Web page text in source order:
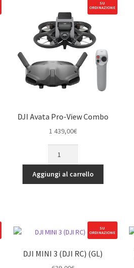
SU
ORDINAZIONE
DJI Avata Pro-View Combo
1 439,00€
Pro-
View
Aggiungi al carrello
SU
ORDINAZIONE
DJI MINI 3 (DJI RC) (GL)